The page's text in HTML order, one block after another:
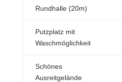
Rundhalle (20m)
Putzplatz mit
Waschmöglichkeit
Schönes
Ausreitgelände